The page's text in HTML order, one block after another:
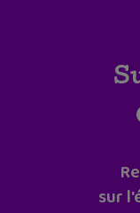
sur